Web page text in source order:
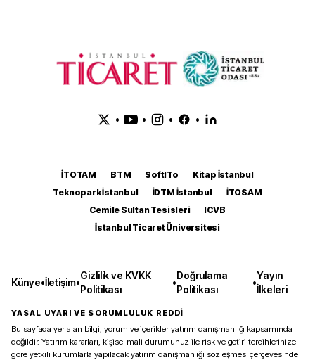
• • • •
İTOTAM BTM SoftITo
Kitap İstanbul
Teknopark İstanbul
İDTM İstanbul
İTOSAM
Cemile Sultan Tesisleri
ICVB
İstanbul Ticaret Üniversitesi
Künye•İletişim•
Gizlilik ve KVKK
Politikası
•
Doğrulama
Politikası
•
Yayın
İlkeleri
YASAL UYARI VE SORUMLULUK REDDİ
Bu sayfada yer alan bilgi, yorum ve içerikler yatırım danışmanlığı kapsamında
değildir. Yatırım kararları, kişisel mali durumunuz ile risk ve getiri tercihlerinize
göre yetkili kurumlarla yapılacak yatırım danışmanlığı sözleşmesi çerçevesinde